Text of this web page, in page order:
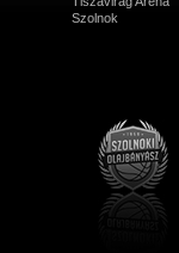
Szolnok